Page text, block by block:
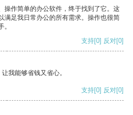
操作简单的办公软件，终于找到了它。这
满足我日常办公的所有需求。操作也很简
支持[0] 反对[0]
我能够省钱又省心。
支持[0] 反对[0]